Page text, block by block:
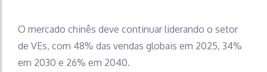
O mercado chinês deve continuar liderando o setor
de VEs, com 48% das vendas globais em 2025, 34%
em 2030 e 26% em 2040.